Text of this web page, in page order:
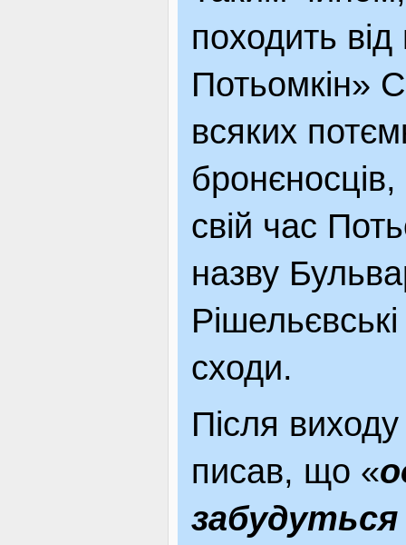
походить
Потьомкін»
всяких
свій час
назву
сходи.
Після
писав, що «